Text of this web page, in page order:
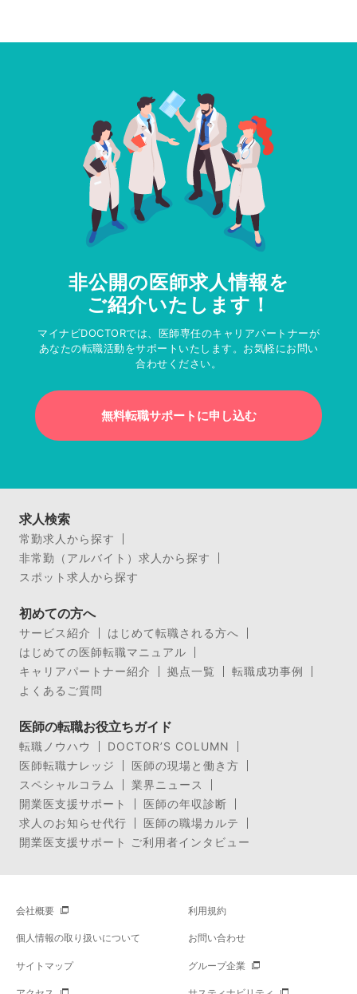
非公開の医師求人情報を
ご紹介いたします！
マイナビDOCTORでは、医師専任のキャリアパートナーが
あなたの転職活動をサポートいたします。お気軽にお問い
合わせください。
無料転職サポートに申し込む
求人検索
常勤求人から探す
非常勤（アルバイト）求人から探す
スポット求人から探す
初めての方へ
サービス紹介
はじめて転職される方へ
はじめての医師転職マニュアル
キャリアパートナー紹介
拠点一覧
転職成功事例
よくあるご質問
医師の転職お役立ちガイド
転職ノウハウ
DOCTOR’S COLUMN
医師転職ナレッジ
医師の現場と働き方
スペシャルコラム
業界ニュース
開業医支援サポート
医師の年収診断
求人のお知らせ代行
医師の職場カルテ
開業医支援サポート ご利用者インタビュー
会社概要 利用規約
個人情報の取り扱いについて お問い合わせ
サイトマップ グループ企業